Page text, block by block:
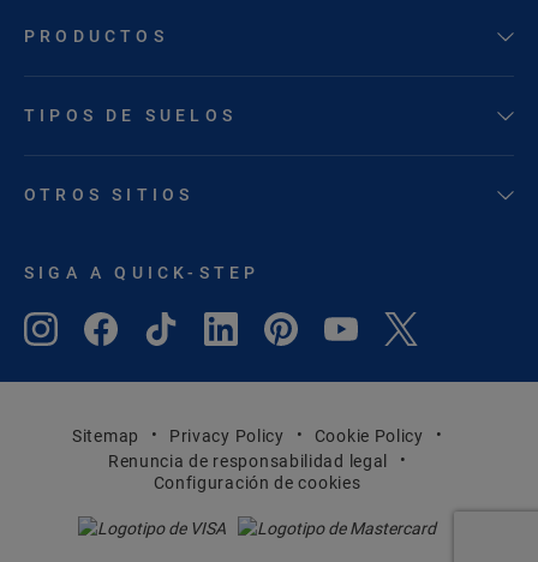
PRODUCTOS
TIPOS DE SUELOS
OTROS SITIOS
SIGA A QUICK-STEP
Sitemap Privacy Policy
Cookie Policy
Renuncia de responsabilidad legal
Configuración de cookies